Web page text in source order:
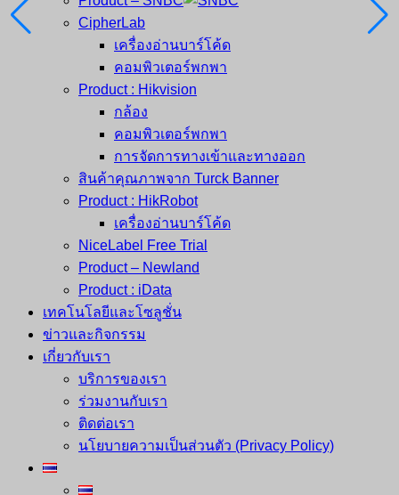
CipherLab
เครื่องอ่านบาร์โค้ด
คอมพิวเตอร์พกพา
Product : Hikvision
กล้อง
คอมพิวเตอร์พกพา
การจัดการทางเข้าและทางออก
สินค้าคุณภาพจาก Turck Banner
Product : HikRobot
เครื่องอ่านบาร์โค้ด
NiceLabel Free Trial
Product – Newland
Product : iData
เทคโนโลยีและโซลูชั่น
ข่าวและกิจกรรม
เกี่ยวกับเรา
บริการของเรา
ร่วมงานกับเรา
ติดต่อเรา
นโยบายความเป็นส่วนตัว (Privacy Policy)